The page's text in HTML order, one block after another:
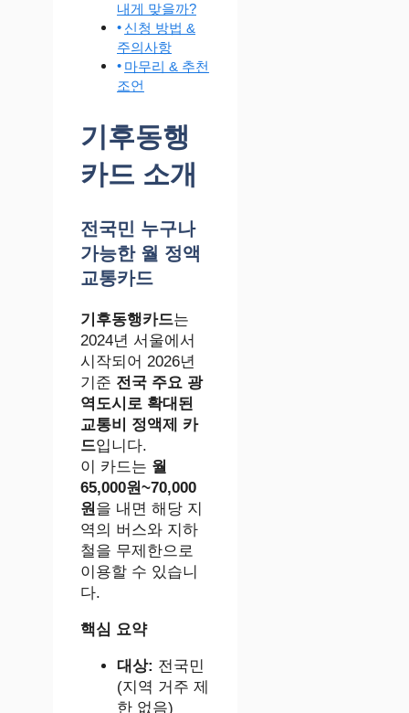
내게 맞을까?
신청 방법 &
주의사항
마무리 & 추천
조언
기후동행
카드 소개
전국민 누구나
가능한 월 정액
교통카드
기후동행카드는
2024년 서울에서
시작되어 2026년
기준 전국 주요 광
역도시로 확대된
교통비 정액제 카
드입니다.
이 카드는 월
65,000원~70,000
원을 내면 해당 지
역의 버스와 지하
철을 무제한으로
이용할 수 있습니
다.
핵심 요약
대상: 전국민
(지역 거주 제
한 없음)